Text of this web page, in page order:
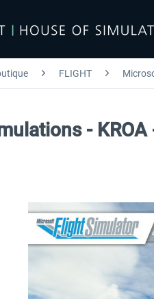
FLIGHT
-